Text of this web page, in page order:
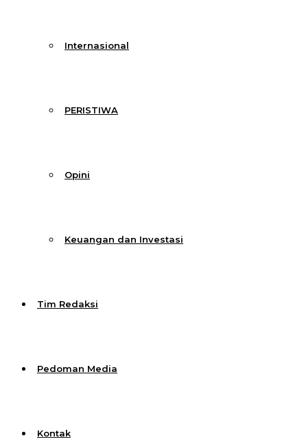
Internasional
PERISTIWA
Opini
Keuangan dan Investasi
Tim Redaksi
Pedoman Media
Kontak